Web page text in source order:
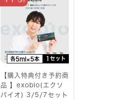
各5ml×5本 1セット
【購入特典付き予約商
品 】exobio(エクソ
バイオ) 3/5/7セット